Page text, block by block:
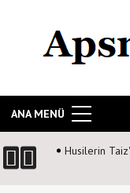
ANA MENÜ
Husilerin